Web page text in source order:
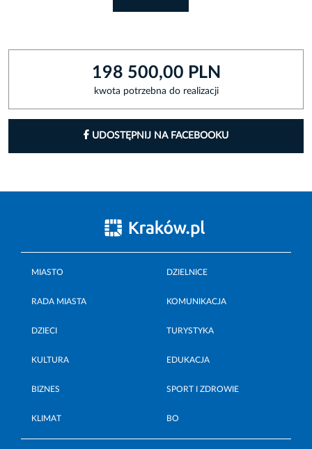
198 500,00 PLN
kwota potrzebna do realizacji
UDOSTĘPNIJ NA FACEBOOKU
MIASTO DZIELNICE
RADA MIASTA KOMUNIKACJA
DZIECI TURYSTYKA
KULTURA EDUKACJA
BIZNES SPORT I ZDROWIE
KLIMAT BO